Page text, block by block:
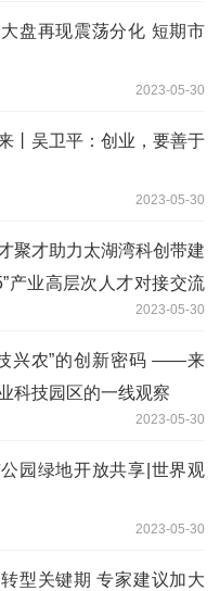
盘再现震荡分化 短期市
2023-05-30
丨吴卫平：创业，要善于
2023-05-30
聚才助力太湖湾科创带建
产业高层次人才对接交流
2023-05-30
兴农”的创新密码 ——来
科技园区的一线观察
2023-05-30
园绿地开放共享|世界观
2023-05-30
型关键期 专家建议加大